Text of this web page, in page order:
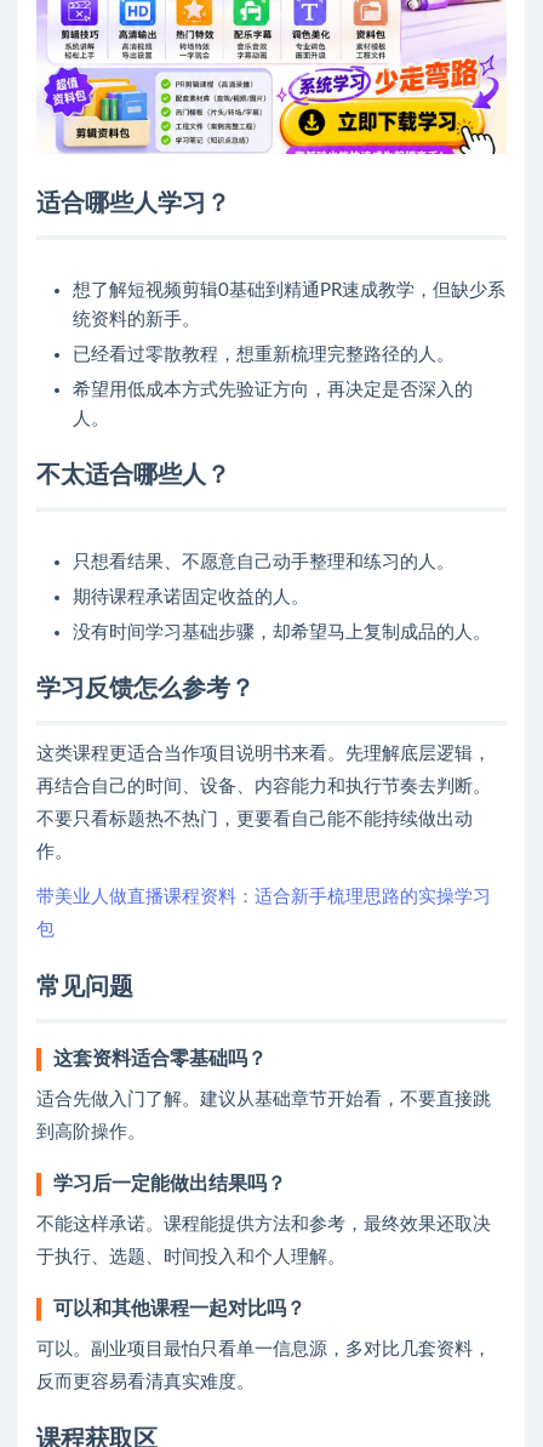
适合哪些人学习？
想了解短视频剪辑0基础到精通PR速成教学，但缺少系
统资料的新手。
已经看过零散教程，想重新梳理完整路径的人。
希望用低成本方式先验证方向，再决定是否深入的
人。
不太适合哪些人？
只想看结果、不愿意自己动手整理和练习的人。
期待课程承诺固定收益的人。
没有时间学习基础步骤，却希望马上复制成品的人。
学习反馈怎么参考？
这类课程更适合当作项目说明书来看。先理解底层逻辑，
再结合自己的时间、设备、内容能力和执行节奏去判断。
不要只看标题热不热门，更要看自己能不能持续做出动
作。
带美业人做直播课程资料：适合新手梳理思路的实操学习
包
常见问题
这套资料适合零基础吗？
适合先做入门了解。建议从基础章节开始看，不要直接跳
到高阶操作。
学习后一定能做出结果吗？
不能这样承诺。课程能提供方法和参考，最终效果还取决
于执行、选题、时间投入和个人理解。
可以和其他课程一起对比吗？
可以。副业项目最怕只看单一信息源，多对比几套资料，
反而更容易看清真实难度。
课程获取区